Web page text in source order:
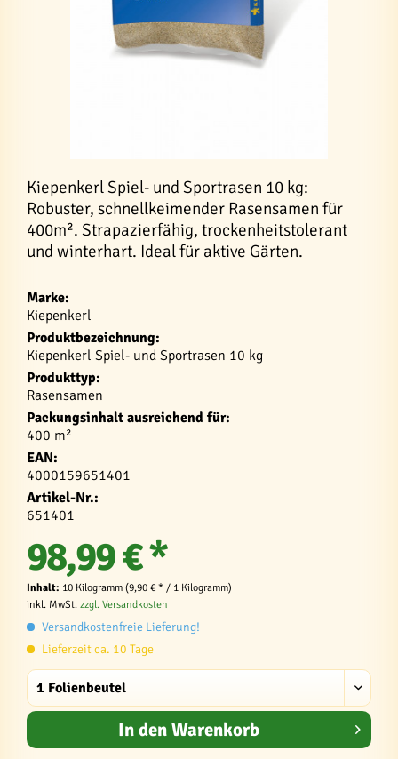
Kiepenkerl Spiel- und Sportrasen 10 kg:
Robuster, schnellkeimender Rasensamen für
400m². Strapazierfähig, trockenheitstolerant
und winterhart. Ideal für aktive Gärten.
Marke:
Kiepenkerl
Produktbezeichnung:
Kiepenkerl Spiel- und Sportrasen 10 kg
Produkttyp:
Rasensamen
Packungsinhalt ausreichend für:
400 m²
EAN:
4000159651401
Artikel-Nr.:
651401
98,99 € *
Inhalt: 10 Kilogramm (9,90 € * / 1 Kilogramm)
inkl. MwSt. zzgl. Versandkosten
Versandkostenfreie Lieferung!
Lieferzeit ca. 10 Tage
In den Warenkorb